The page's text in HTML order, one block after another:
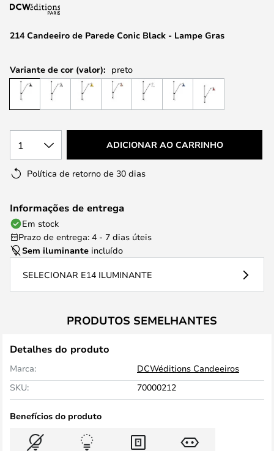
da
de214 Candeeiro de Parede Conic Black - Lampe Gras
Variante de cor (valor): preto
1 ADICIONAR AO CARRINHO
Política de retorno de 30 dias
Informações de entrega
Em stock
Prazo de entrega: 4 - 7 dias úteis
Sem iluminante incluído
SELECIONAR E14 ILUMINANTE
PRODUTOS SEMELHANTES
Detalhes do produto
Marca:
DCWéditions Candeeiros
SKU:
70000212
Benefícios do produto